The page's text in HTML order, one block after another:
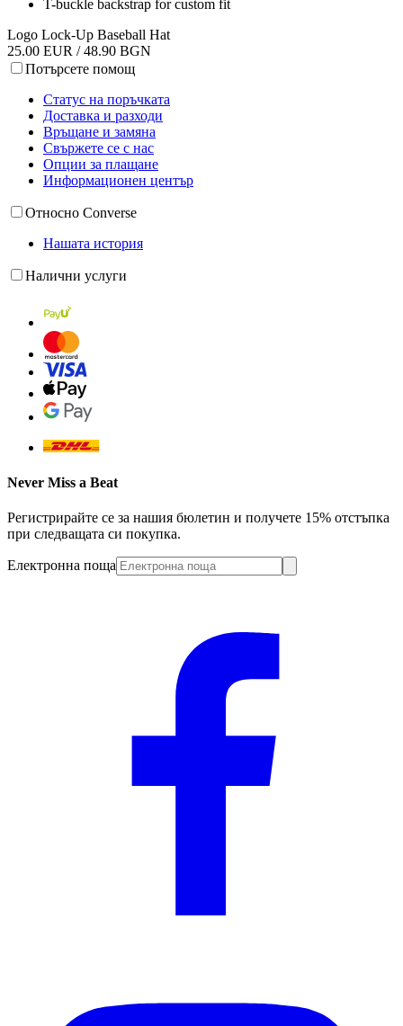
T-buckle backstrap for custom fit
Logo Lock-Up Baseball Hat
25.00 EUR / 48.90 BGN
Потърсете помощ
Статус на поръчката
Доставка и разходи
Връщане и замяна
Свържете се с нас
Опции за плащане
Информационен център
Относно Converse
Нашата история
Налични услуги
Never Miss a Beat
Регистрирайте се за нашия бюлетин и получете 15% отстъпка
при следващата си покупка.
Електронна поща